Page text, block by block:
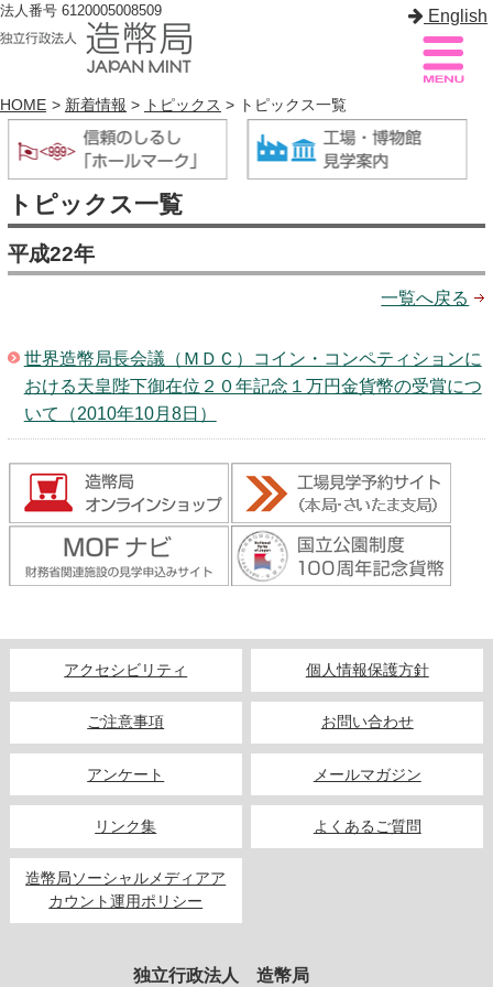
法人番号 6120005008509 English
造幣局案内 サイトマップ
トップページ
造幣局について
貨幣を知る
造幣局を楽しむ
キッズページ
公式SNS
HOME > 新着情報 > トピックス > トピックス一覧
トピックス一覧
平成22年
一覧へ戻る
世界造幣局長会議（ＭＤＣ）コイン・コンペティションに
おける天皇陛下御在位２０年記念１万円金貨幣の受賞につ
いて（2010年10月8日）
アクセシビリティ 個人情報保護方針
ご注意事項 お問い合わせ
アンケート メールマガジン
リンク集 よくあるご質問
造幣局ソーシャルメディアア
カウント運用ポリシー
独立行政法人 造幣局